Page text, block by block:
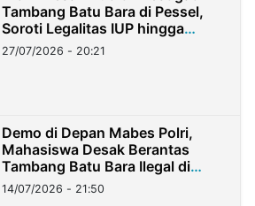
Tambang Batu Bara di Pessel,
Soroti Legalitas IUP hingga
Stockpile
27/07/2026 - 20:21
Demo di Depan Mabes Polri,
Mahasiswa Desak Berantas
Tambang Batu Bara Ilegal di
Lampung
14/07/2026 - 21:50